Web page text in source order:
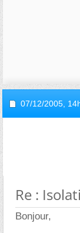
07/12/2005,
Re :
Bonjour,